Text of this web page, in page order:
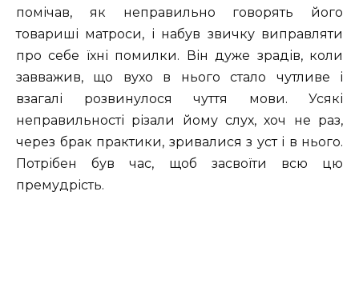
помічав, як неправильно говорять його
товариші матроси, і набув звичку виправляти
про себе їхні помилки. Він дуже зрадів, коли
завважив, що вухо в нього стало чутливе і
взагалі розвинулося чуття мови. Усякі
неправильності різали йому слух, хоч не раз,
через брак практики, зривалися з уст і в нього.
Потрібен був час, щоб засвоїти всю цю
премудрість.